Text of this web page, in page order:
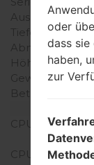
Ausgabe
Tiefe
Abmessungen
Höhe)
Gewicht
Betriebssystem
CPU
CPU-Kerne
oder
dass sie
haben,
zur